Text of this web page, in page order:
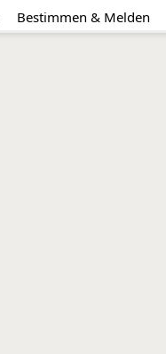
Bestimmen & Melden